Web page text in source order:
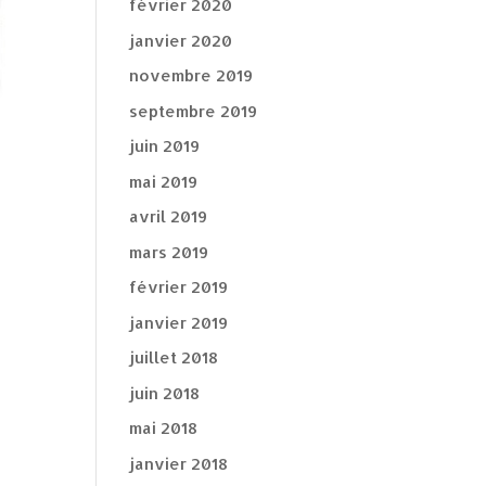
février 2020
janvier 2020
novembre 2019
septembre 2019
juin 2019
mai 2019
avril 2019
mars 2019
février 2019
janvier 2019
juillet 2018
juin 2018
mai 2018
janvier 2018